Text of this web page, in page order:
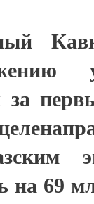
за
на 69